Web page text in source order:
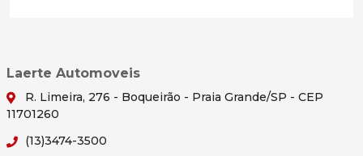
Laerte Automoveis
R. Limeira, 276 - Boqueirão - Praia Grande/SP - CEP
11701260
(13)3474-3500